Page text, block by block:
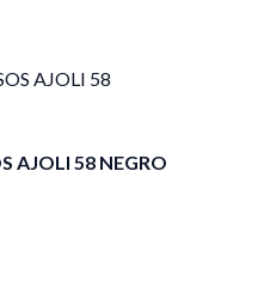
AJOLI 58 NEGRO